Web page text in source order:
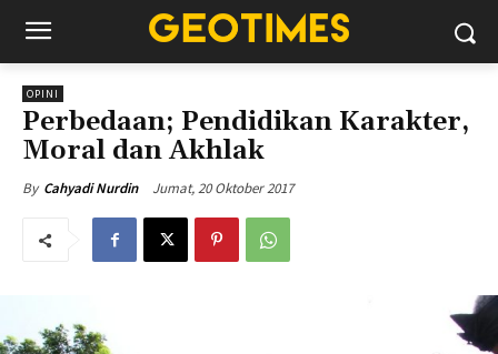
OPINI
Perbedaan; Pendidikan Karakter,
Moral dan Akhlak
By Cahyadi Nurdin Jumat, 20 Oktober 2017